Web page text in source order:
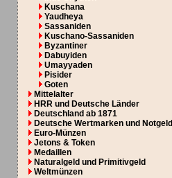
Kuschana
Yaudheya
Sassaniden
Kuschano-Sassaniden
Byzantiner
Dabuyiden
Umayyaden
Pisider
Goten
Mittelalter
HRR und Deutsche Länder
Deutschland ab 1871
Deutsche Wertmarken und Notgeld
Euro-Münzen
Jetons & Token
Medaillen
Naturalgeld und Primitivgeld
Weltmünzen